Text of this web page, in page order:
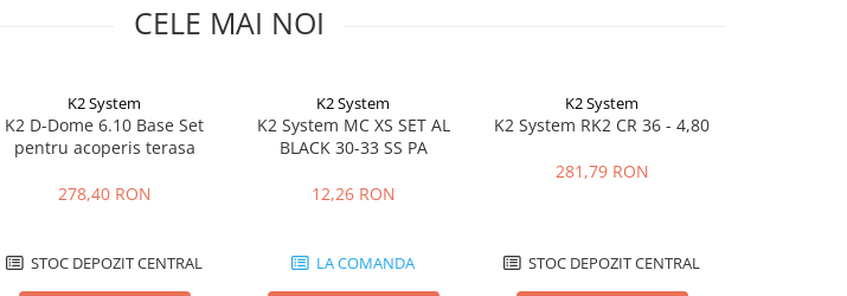
CELE MAI NOI
K2 System
K2 D-Dome 6.10 Base Set
pentru acoperis terasa
278,40 RON
STOC DEPOZIT CENTRAL
K2 System
K2 System MC XS SET AL
BLACK 30-33 SS PA
12,26 RON
LA COMANDA
K2 System
K2 System RK2 CR 36 - 4,80
281,79 RON
STOC DEPOZIT CENTRAL